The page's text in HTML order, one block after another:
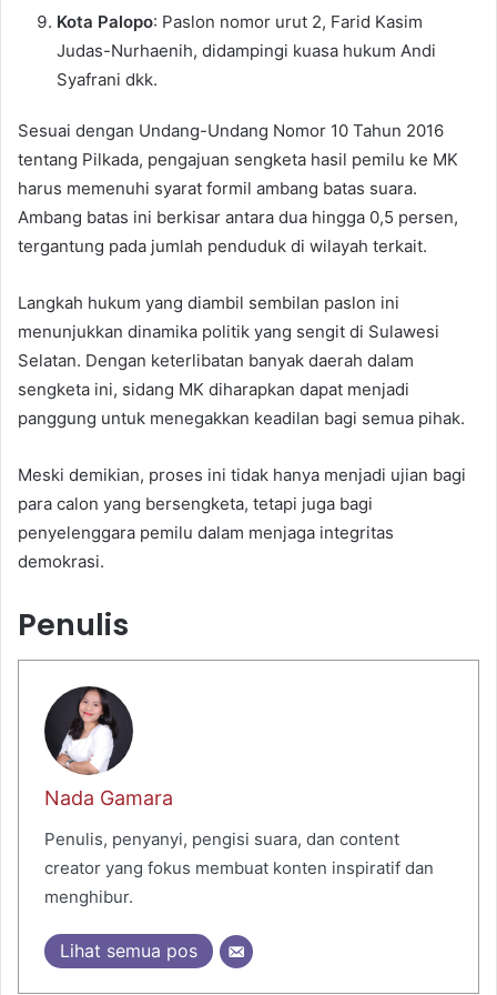
Kota Palopo: Paslon nomor urut 2, Farid Kasim
Judas-Nurhaenih, didampingi kuasa hukum Andi
Syafrani dkk.
Sesuai dengan Undang-Undang Nomor 10 Tahun 2016
tentang Pilkada, pengajuan sengketa hasil pemilu ke MK
harus memenuhi syarat formil ambang batas suara.
Ambang batas ini berkisar antara dua hingga 0,5 persen,
tergantung pada jumlah penduduk di wilayah terkait.
Langkah hukum yang diambil sembilan paslon ini
menunjukkan dinamika politik yang sengit di Sulawesi
Selatan. Dengan keterlibatan banyak daerah dalam
sengketa ini, sidang MK diharapkan dapat menjadi
panggung untuk menegakkan keadilan bagi semua pihak.
Meski demikian, proses ini tidak hanya menjadi ujian bagi
para calon yang bersengketa, tetapi juga bagi
penyelenggara pemilu dalam menjaga integritas
demokrasi.
Penulis
Nada Gamara
Penulis, penyanyi, pengisi suara, dan content
creator yang fokus membuat konten inspiratif dan
menghibur.
Lihat semua pos